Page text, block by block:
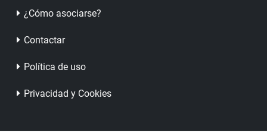
¿Cómo asociarse?
Contactar
Política de uso
Privacidad y Cookies